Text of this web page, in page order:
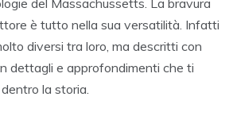
è tutto nella sua versatilità. Infatti
diversi tra loro, ma descritti con
dettagli e approfondimenti che ti
la storia.